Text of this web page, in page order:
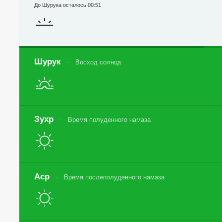
До Шурука осталось 00:51
Шурук Восход солнца
Зухр Время полуденного намаза
Аср Время послеполуденного намаза